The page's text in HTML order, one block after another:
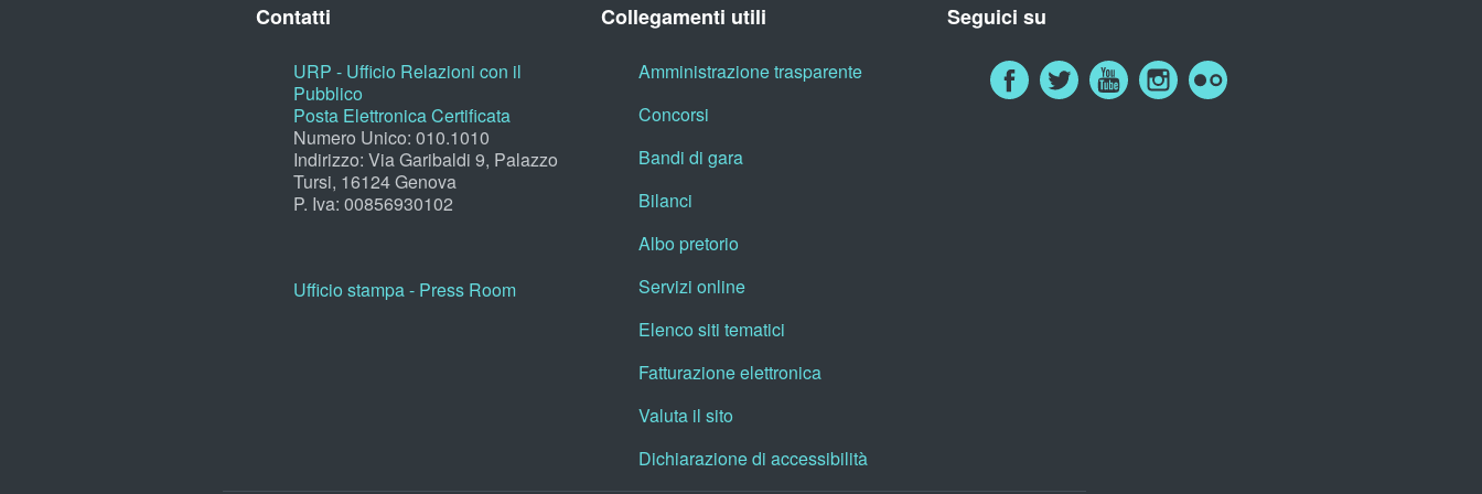
Contatti
URP - Ufficio Relazioni con il
Pubblico
Posta Elettronica Certificata
Numero Unico: 010.1010
Indirizzo: Via Garibaldi 9, Palazzo
Tursi, 16124 Genova
P. Iva: 00856930102
Ufficio stampa - Press Room
Collegamenti utili
Amministrazione trasparente
Concorsi
Bandi di gara
Bilanci
Albo pretorio
Servizi online
Elenco siti tematici
Fatturazione elettronica
Valuta il sito
Dichiarazione di accessibilità
Seguici su